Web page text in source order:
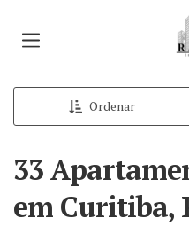
Ordenar
33
em Curitiba,